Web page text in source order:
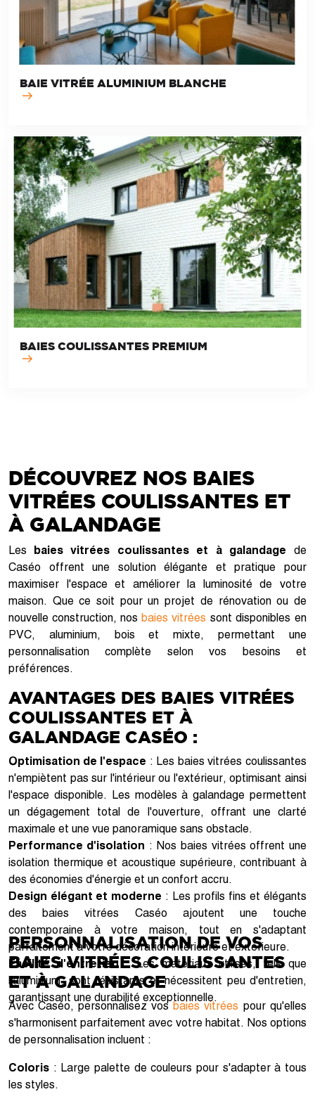
BAIE VITRÉE ALUMINIUM BLANCHE
BAIES COULISSANTES PREMIUM
DÉCOUVREZ NOS BAIES
VITRÉES COULISSANTES ET
À GALANDAGE
Les baies vitrées coulissantes et à galandage de
Caséo offrent une solution élégante et pratique pour
maximiser l'espace et améliorer la luminosité de votre
maison. Que ce soit pour un projet de rénovation ou de
nouvelle construction, nos baies vitrées sont disponibles en
PVC, aluminium, bois et mixte, permettant une
personnalisation complète selon vos besoins et
préférences.
AVANTAGES DES BAIES VITRÉES
COULISSANTES ET À
GALANDAGE CASÉO :
Optimisation de l'espace : Les baies vitrées coulissantes
n'empiètent pas sur l'intérieur ou l'extérieur, optimisant ainsi
l'espace disponible. Les modèles à galandage permettent
un dégagement total de l'ouverture, offrant une clarté
maximale et une vue panoramique sans obstacle.
Performance d'isolation : Nos baies vitrées offrent une
isolation thermique et acoustique supérieure, contribuant à
des économies d'énergie et un confort accru.
Design élégant et moderne : Les profils fins et élégants
des baies vitrées Caséo ajoutent une touche
contemporaine à votre maison, tout en s'adaptant
parfaitement à votre décoration intérieure et extérieure.
Facilité d'entretien: Les matériaux utilisés, tels que
l'aluminium, sont résistants et nécessitent peu d'entretien,
garantissant une durabilité exceptionnelle.
PERSONNALISATION DE VOS
BAIES VITRÉES COULISSANTES
ET À GALANDAGE
Avec Caséo, personnalisez vosbaies vitrées pour qu'elles
s'harmonisent parfaitement avec votre habitat. Nos options
de personnalisation incluent :
Coloris : Large palette de couleurs pour s'adapter à tous
les styles.